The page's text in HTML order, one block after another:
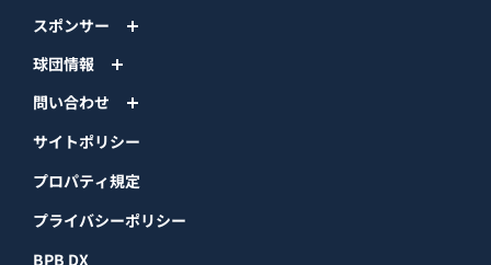
スポンサー
球団情報
問い合わせ
サイトポリシー
プロパティ規定
プライバシーポリシー
BPB DX